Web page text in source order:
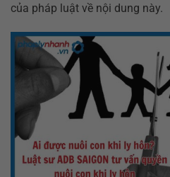
của pháp luật về nội dung này.